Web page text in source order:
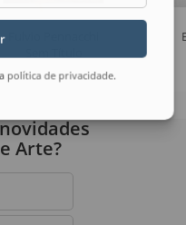
política de privacidade.
Arte?